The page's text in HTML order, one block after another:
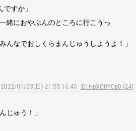
すか」
緒におやぶんのところに行こうっ
んなでおしくらまんじゅうしようよ！」
2022/01/23(日) 21:55:16.40
ID: HpXC0YCp0 (24)
じゅう！」